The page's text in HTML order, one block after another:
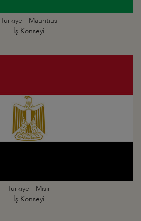
Türkiye - Mauritius
İş Konseyi
Türkiye - Mısır
İş Konseyi